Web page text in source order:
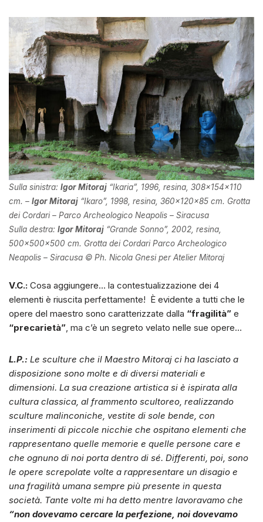
Sulla sinistra: Igor Mitoraj “Ikaria”, 1996, resina, 308x154x110
cm. – Igor Mitoraj “Ikaro”, 1998, resina, 360x120x85 cm. Grotta
dei Cordari – Parco Archeologico Neapolis – Siracusa
Sulla destra: Igor Mitoraj “Grande Sonno”, 2002, resina,
500x500x500 cm. Grotta dei Cordari Parco Archeologico
Neapolis – Siracusa © Ph. Nicola Gnesi per Atelier Mitoraj
V.C.: Cosa aggiungere… la contestualizzazione dei 4
elementi è riuscita perfettamente! È evidente a tutti che le
opere del maestro sono caratterizzate dalla “fragilità” e
“precarietà”, ma c’è un segreto velato nelle sue opere…
L.P.: Le sculture che il Maestro Mitoraj ci ha lasciato a
disposizione sono molte e di diversi materiali e
dimensioni. La sua creazione artistica si è ispirata alla
cultura classica, al frammento scultoreo, realizzando
sculture malinconiche, vestite di sole bende, con
inserimenti di piccole nicchie che ospitano elementi che
rappresentano quelle memorie e quelle persone care e
che ognuno di noi porta dentro di sé. Differenti, poi, sono
le opere screpolate volte a rappresentare un disagio e
una fragilità umana sempre più presente in questa
società. Tante volte mi ha detto mentre lavoravamo che
“non dovevamo cercare la perfezione, noi dovevamo